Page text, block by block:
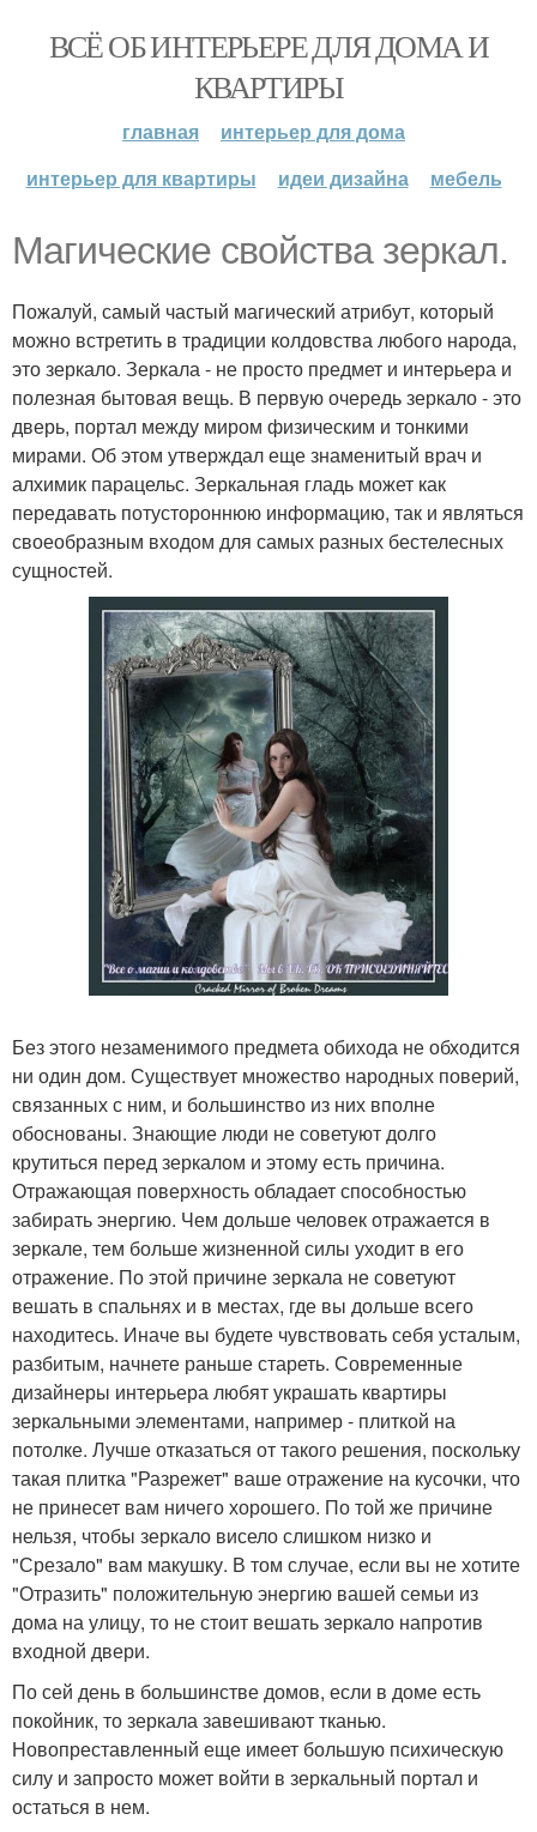
ВСЁ ОБ ИНТЕРЬЕРЕ ДЛЯ ДОМА И
КВАРТИРЫ
главная
интерьер для дома
интерьер для квартиры
идеи дизайна мебель
Магические свойства зеркал.
Пожалуй, самый частый магический атрибут, который
можно встретить в традиции колдовства любого народа,
это зеркало. Зеркала - не просто предмет и интерьера и
полезная бытовая вещь. В первую очередь зеркало - это
дверь, портал между миром физическим и тонкими
мирами. Об этом утверждал еще знаменитый врач и
алхимик парацельс. Зеркальная гладь может как
передавать потустороннюю информацию, так и являться
своеобразным входом для самых разных бестелесных
сущностей.
Без этого незаменимого предмета обихода не обходится
ни один дом. Существует множество народных поверий,
связанных с ним, и большинство из них вполне
обоснованы. Знающие люди не советуют долго
крутиться перед зеркалом и этому есть причина.
Отражающая поверхность обладает способностью
забирать энергию. Чем дольше человек отражается в
зеркале, тем больше жизненной силы уходит в его
отражение. По этой причине зеркала не советуют
вешать в спальнях и в местах, где вы дольше всего
находитесь. Иначе вы будете чувствовать себя усталым,
разбитым, начнете раньше стареть. Современные
дизайнеры интерьера любят украшать квартиры
зеркальными элементами, например - плиткой на
потолке. Лучше отказаться от такого решения, поскольку
такая плитка "Разрежет" ваше отражение на кусочки, что
не принесет вам ничего хорошего. По той же причине
нельзя, чтобы зеркало висело слишком низко и
"Срезало" вам макушку. В том случае, если вы не хотите
"Отразить" положительную энергию вашей семьи из
дома на улицу, то не стоит вешать зеркало напротив
входной двери.
По сей день в большинстве домов, если в доме есть
покойник, то зеркала завешивают тканью.
Новопреставленный еще имеет большую психическую
силу и запросто может войти в зеркальный портал и
остаться в нем.